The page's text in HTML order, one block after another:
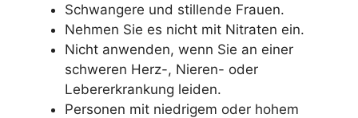
Schwangere und stillende Frauen.
Nehmen Sie es nicht mit Nitraten ein.
Nicht anwenden, wenn Sie an einer
schweren Herz-, Nieren- oder
Lebererkrankung leiden.
Personen mit niedrigem oder hohem